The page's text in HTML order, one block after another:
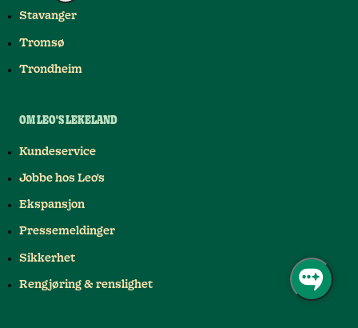
Stavanger
Tromsø
Trondheim
OM LEO'S LEKELAND
Kundeservice
Jobbe hos Leo's
Ekspansjon
Pressemeldinger
Sikkerhet
Rengjøring & renslighet